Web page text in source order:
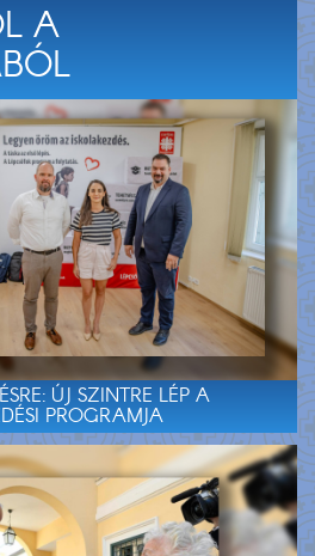
A
ÚJ SZINTRE LÉP A
PROGRAMJA